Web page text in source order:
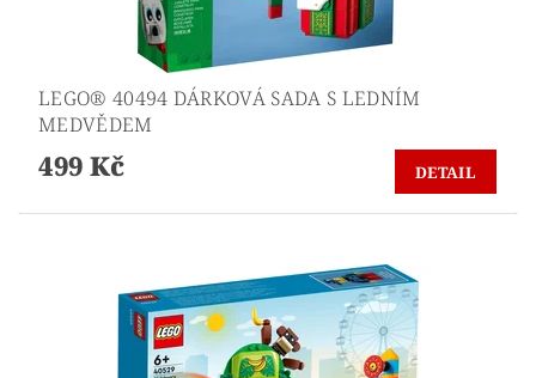
LEGO® 40494 DÁRKOVÁ SADA S LEDNÍM
MEDVĚDEM
499 Kč DETAIL